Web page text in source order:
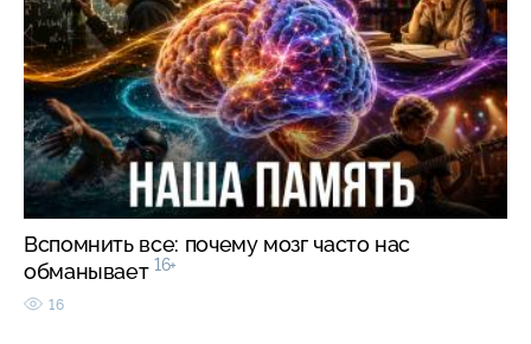
Вспомнить все: почему мозг часто нас
обманывает 16+
16